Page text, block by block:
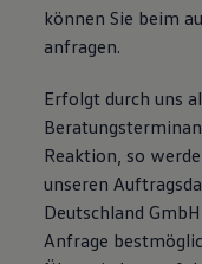
können Sie beim
anfragen.
Erfolgt durch uns
Reaktion, so
unseren
Deutschland
Anfrage